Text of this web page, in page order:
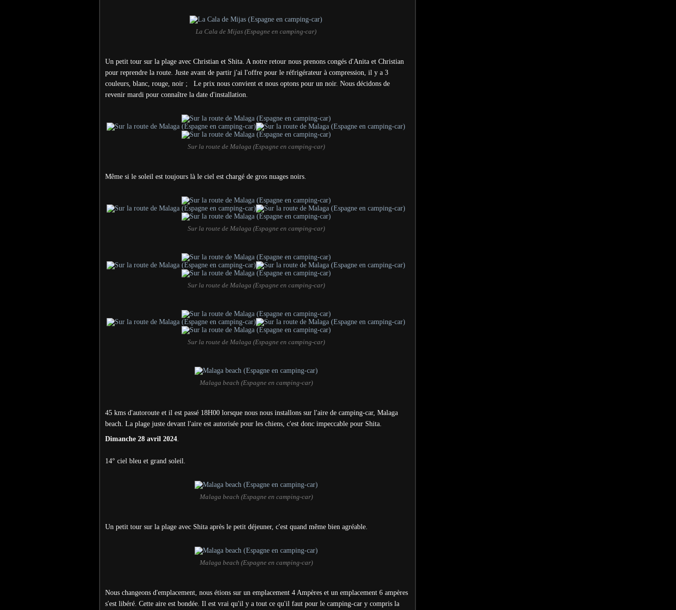
La Cala de Mijas (Espagne en camping-car)
Un petit tour sur la plage avec Christian et Shita. A notre retour nous prenons congés d'Anita et Christian
pour reprendre la route. Juste avant de partir j'ai l'offre pour le réfrigérateur à compression, il y a 3
couleurs, blanc, rouge, noir ; Le prix nous convient et nous optons pour un noir. Nous décidons de
revenir mardi pour connaître la date d'installation.
Sur la route de Malaga (Espagne en camping-car)
Même si le soleil est toujours là le ciel est chargé de gros nuages noirs.
Sur la route de Malaga (Espagne en camping-car)
Sur la route de Malaga (Espagne en camping-car)
Sur la route de Malaga (Espagne en camping-car)
Malaga beach (Espagne en camping-car)
45 kms d'autoroute et il est passé 18H00 lorsque nous nous installons sur l'aire de camping-car, Malaga
beach. La plage juste devant l'aire est autorisée pour les chiens, c'est donc impeccable pour Shita.
Dimanche 28 avril 2024.
14° ciel bleu et grand soleil.
Malaga beach (Espagne en camping-car)
Un petit tour sur la plage avec Shita après le petit déjeuner, c'est quand même bien agréable.
Malaga beach (Espagne en camping-car)
Nous changeons d'emplacement, nous étions sur un emplacement 4 Ampères et un emplacement 6 ampères
s'est libéré. Cette aire est bondée. Il est vrai qu'il y a tout ce qu'il faut pour le camping-car y compris la